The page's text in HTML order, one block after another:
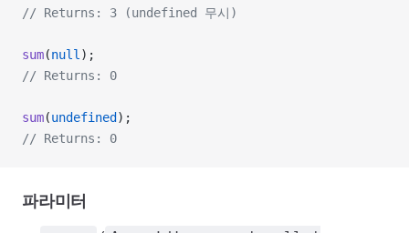
// Returns: 3 (undefined 무시)
sum(null );
// Returns: 0
sum(undefined );
// Returns: 0
파라미터